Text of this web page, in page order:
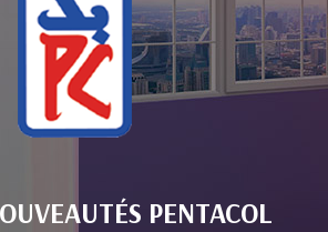
PENTACOL